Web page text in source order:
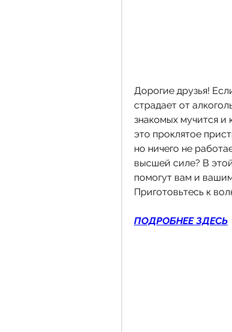
Дорогие друзья!
страдает от
знакомых мучится и
это проклятое
но ничего не
высшей силе? В
помогут вам и
Приготовьтесь к
ПОДРОБНЕЕ ЗДЕСЬ